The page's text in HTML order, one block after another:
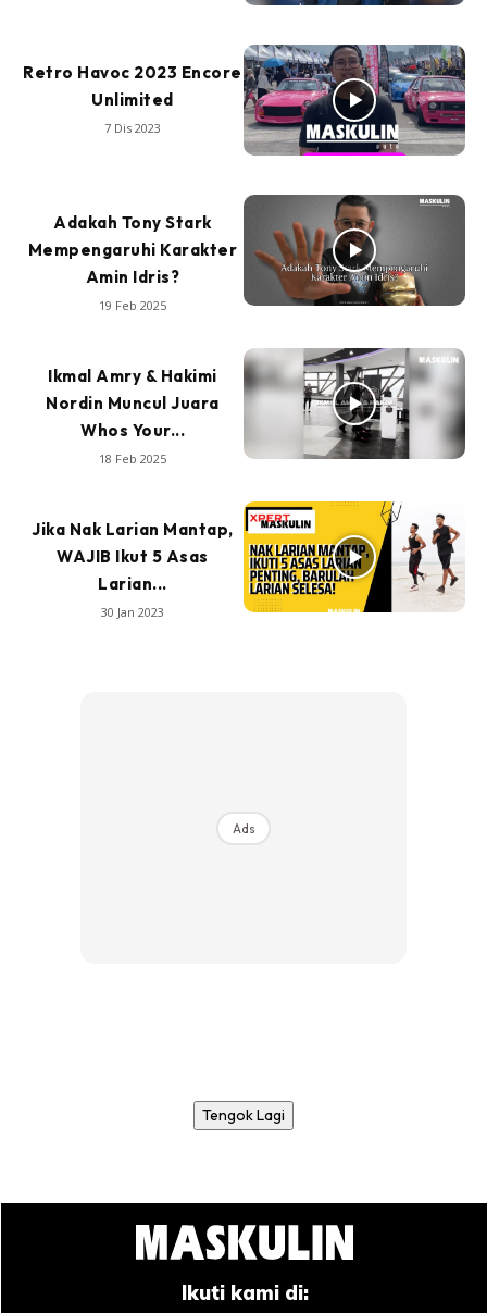
Retro Havoc 2023 Encore
Unlimited
7 Dis 2023
Adakah Tony Stark
Mempengaruhi Karakter
Amin Idris?
19 Feb 2025
Ikmal Amry & Hakimi
Nordin Muncul Juara
Whos Your...
18 Feb 2025
Jika Nak Larian Mantap,
WAJIB Ikut 5 Asas
Larian...
30 Jan 2023
Ads
Tengok Lagi
Ikuti kami di: